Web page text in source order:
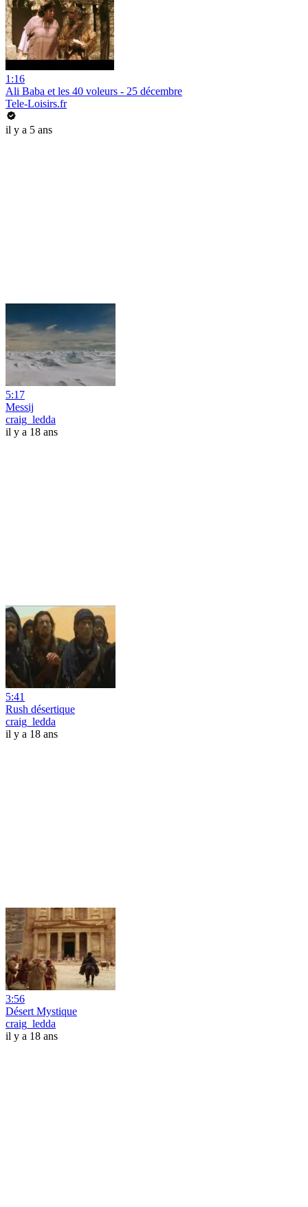
1:16
Ali Baba et les 40 voleurs - 25 décembre
Tele-Loisirs.fr
il y a 5 ans
5:17
Messij
craig_ledda
il y a 18 ans
5:41
Rush désertique
craig_ledda
il y a 18 ans
3:56
Désert Mystique
craig_ledda
il y a 18 ans